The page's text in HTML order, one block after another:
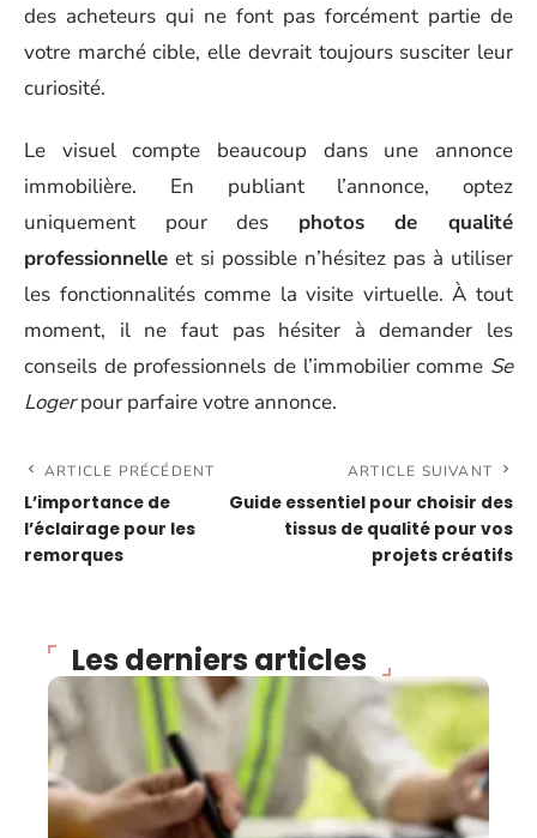
des acheteurs qui ne font pas forcément partie de
votre marché cible, elle devrait toujours susciter leur
curiosité.
Le visuel compte beaucoup dans une annonce
immobilière. En publiant l’annonce, optez
uniquement pour des photos de qualité
professionnelle et si possible n’hésitez pas à utiliser
les fonctionnalités comme la visite virtuelle. À tout
moment, il ne faut pas hésiter à demander les
conseils de professionnels de l’immobilier comme Se
Logerpour parfaire votre annonce.
ARTICLE PRÉCÉDENT
L’importance de
l’éclairage pour les
remorques
ARTICLE SUIVANT
Guide essentiel pour choisir des
tissus de qualité pour vos
projets créatifs
Les derniers articles